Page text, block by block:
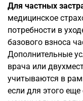
Для частных
медицинское
потребности в
базового взноса
Дополнительные
врача или
учитываются в
если для этого